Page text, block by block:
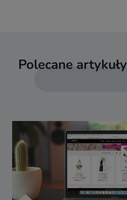
Polecane artykuły